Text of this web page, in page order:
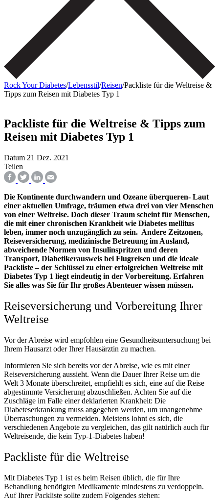
Rock Your Diabetes/Lebensstil/Reisen/Packliste für die Weltreise &
Tipps zum Reisen mit Diabetes Typ 1
Packliste für die Weltreise & Tipps zum
Reisen mit Diabetes Typ 1
Datum 21 Dez. 2021
Teilen
Die Kontinente durchwandern und Ozeane überqueren- Laut
einer aktuellen Umfrage, träumen etwa drei von vier Menschen
von einer Weltreise. Doch dieser Traum scheint für Menschen,
die mit einer chronischen Krankheit wie Diabetes mellitus
leben, immer noch unzugänglich zu sein. Andere Zeitzonen,
Reiseversicherung, medizinische Betreuung im Ausland,
abweichende Normen von Insulinspritzen und deren
Transport, Diabetikerausweis bei Flugreisen und die ideale
Packliste – der Schlüssel zu einer erfolgreichen Weltreise mit
Diabetes Typ 1 liegt eindeutig in der Vorbereitung. Erfahren
Sie alles was Sie für Ihr großes Abenteuer wissen müssen.
Reiseversicherung und Vorbereitung Ihrer
Weltreise
Vor der Abreise wird empfohlen eine Gesundheitsuntersuchung bei
Ihrem Hausarzt oder Ihrer Hausärztin zu machen.
Informieren Sie sich bereits vor der Abreise, wie es mit einer
Reiseversicherung aussieht. Wenn die Dauer Ihrer Reise um die
Welt 3 Monate überschreitet, empfiehlt es sich, eine auf die Reise
abgestimmte Versicherung abzuschließen. Achten Sie auf die
Zuschläge im Falle einer deklarierten Krankheit: Die
Diabeteserkrankung muss angegeben werden, um unangenehme
Überraschungen zu vermeiden. Meistens lohnt es sich, die
verschiedenen Angebote zu vergleichen, das gilt natürlich auch für
Weltreisende, die kein Typ-1-Diabetes haben!
Packliste für die Weltreise
Mit Diabetes Typ 1 ist es beim Reisen üblich, die für Ihre
Behandlung benötigten Medikamente mindestens zu verdoppeln.
Auf Ihrer Packliste sollte zudem Folgendes stehen: